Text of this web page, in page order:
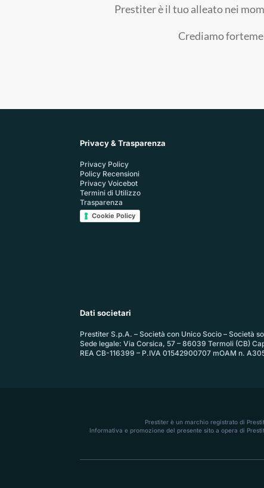
Prestiter è il tuo alleato nei
Crediamo
Privacy & Trasparenza
Privacy Policy
Policy Recensioni
Privacy Voicebot
Termini di Utilizzo
Trasparenza
Cookie Policy
Dati societari
Prestiter S.p.A. – Società con Unico Socio – Società
Sede legale: Via Corsica, 57 – 86039 Termoli (CB)
REA CB-116399 – P.IVA 01542900707 mOAM n.
Prestiter è un marchio registrato di
Informativa e promozione del presente sito a opera di